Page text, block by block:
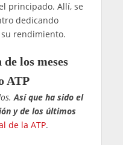
principado. Allí, se
dedicando
rendimiento.
los meses
ATP
Así que ha sido el
y de los últimos
de la ATP.